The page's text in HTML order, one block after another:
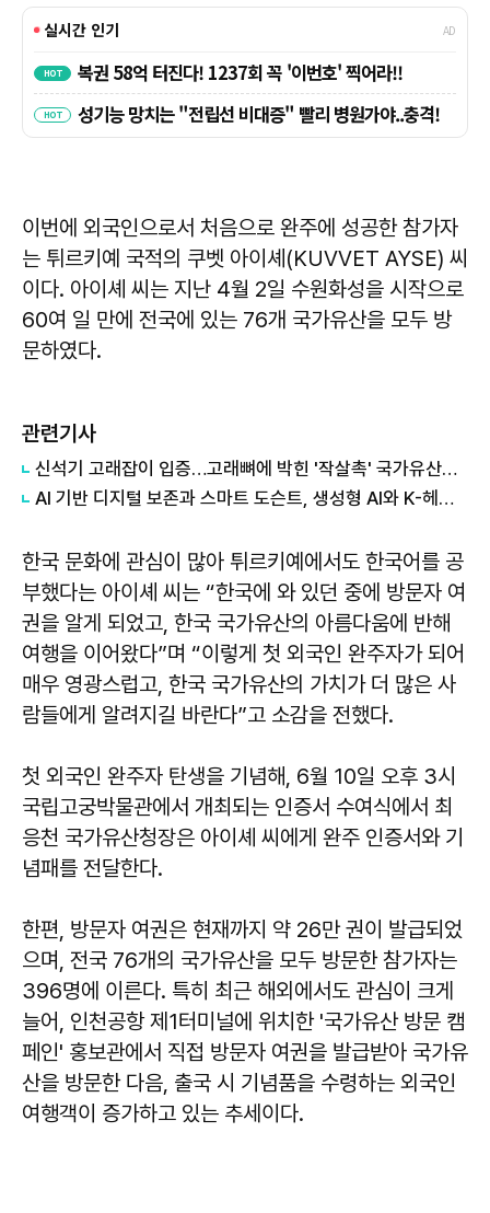
이번에 외국인으로서 처음으로 완주에 성공한 참가자
는 튀르키예 국적의 쿠벳 아이셰(KUVVET AYSE) 씨
이다. 아이셰 씨는 지난 4월 2일 수원화성을 시작으로
60여 일 만에 전국에 있는 76개 국가유산을 모두 방
문하였다.
관련기사
신석기 고래잡이 입증…고래뼈에 박힌 '작살촉' 국가유산으로
AI 기반 디지털 보존과 스마트 도슨트, 생성형 AI와 K-헤리지가 만드는 대한민국 국가유산의 새로운 미래
한국 문화에 관심이 많아 튀르키예에서도 한국어를 공
부했다는 아이셰 씨는 “한국에 와 있던 중에 방문자 여
권을 알게 되었고, 한국 국가유산의 아름다움에 반해
여행을 이어왔다”며 “이렇게 첫 외국인 완주자가 되어
매우 영광스럽고, 한국 국가유산의 가치가 더 많은 사
람들에게 알려지길 바란다”고 소감을 전했다.
첫 외국인 완주자 탄생을 기념해, 6월 10일 오후 3시
국립고궁박물관에서 개최되는 인증서 수여식에서 최
응천 국가유산청장은 아이셰 씨에게 완주 인증서와 기
념패를 전달한다.
한편, 방문자 여권은 현재까지 약 26만 권이 발급되었
으며, 전국 76개의 국가유산을 모두 방문한 참가자는
396명에 이른다. 특히 최근 해외에서도 관심이 크게
늘어, 인천공항 제1터미널에 위치한 '국가유산 방문 캠
페인' 홍보관에서 직접 방문자 여권을 발급받아 국가유
산을 방문한 다음, 출국 시 기념품을 수령하는 외국인
여행객이 증가하고 있는 추세이다.